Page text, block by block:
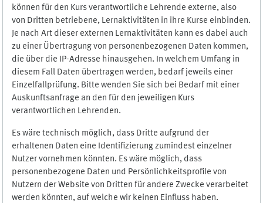
können für den Kurs verantwortliche Lehrende externe, also
von Dritten betriebene, Lernaktivitäten in ihre Kurse einbinden.
Je nach Art dieser externen Lernaktivitäten kann es dabei auch
zu einer Übertragung von personenbezogenen Daten kommen,
die über die IP-Adresse hinausgehen. In welchem Umfang in
diesem Fall Daten übertragen werden, bedarf jeweils einer
Einzelfallprüfung. Bitte wenden Sie sich bei Bedarf mit einer
Auskunftsanfrage an den für den jeweiligen Kurs
verantwortlichen Lehrenden.
Es wäre technisch möglich, dass Dritte aufgrund der
erhaltenen Daten eine Identifizierung zumindest einzelner
Nutzer vornehmen könnten. Es wäre möglich, dass
personenbezogene Daten und Persönlichkeitsprofile von
Nutzern der Website von Dritten für andere Zwecke verarbeitet
werden könnten, auf welche wir keinen Einfluss haben.